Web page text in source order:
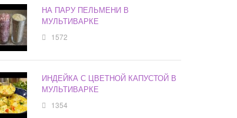
НА ПАРУ ПЕЛЬМЕНИ В
МУЛЬТИВАРКЕ
1572
ИНДЕЙКА С ЦВЕТНОЙ КАПУСТОЙ В
МУЛЬТИВАРКЕ
1354